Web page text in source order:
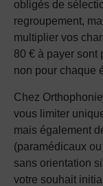
obligés de
regroupement,
multiplier vos
80 € à payer sont
non pour chaque
Chez
vous limiter
mais également
(paramédicaux
sans orientation
votre souhait